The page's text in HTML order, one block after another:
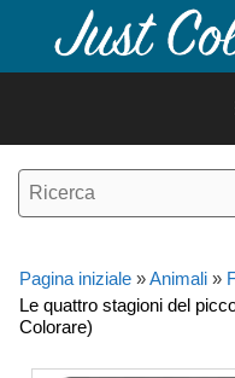
contenuto
Pagina iniziale »Animali »
Le quattro stagioni del
Colorare)